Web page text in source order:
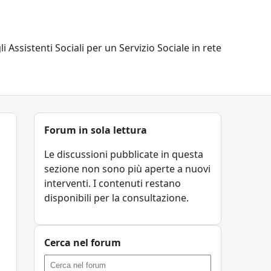
Assistenti Sociali per un Servizio Sociale in rete
Forum in sola lettura
Le discussioni pubblicate in questa
sezione non sono più aperte a nuovi
interventi. I contenuti restano
disponibili per la consultazione.
Cerca nel forum